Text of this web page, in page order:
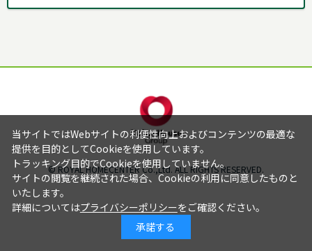
© ROYAL HOMECENTER Co.,Ltd. ALL RIGHTS RESERVED.
当サイトではWebサイトの利便性向上およびコンテンツの最適な
提供を目的としてCookieを使用しています。
トラッキング目的でCookieを使用していません。
サイトの閲覧を継続された場合、Cookieの利用に同意したものと
いたします。
詳細についてはプライバシーポリシーをご確認ください。
承諾する